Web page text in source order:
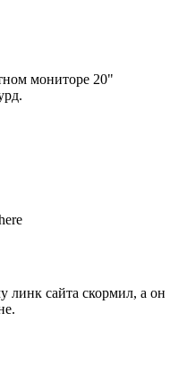
мониторе 20"
линк сайта скормил, а он